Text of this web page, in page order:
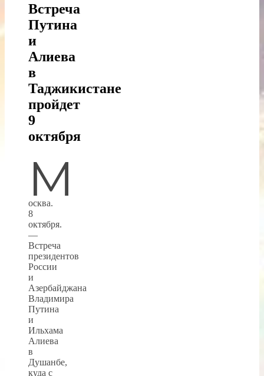
Встреча
Путина
и
Алиева
в
Таджикистане
пройдет
9
октября
М
осква.
8
октября.
—
Встреча
президентов
России
и
Азербайджана
Владимира
Путина
и
Ильхама
Алиева
в
Душанбе,
куда с